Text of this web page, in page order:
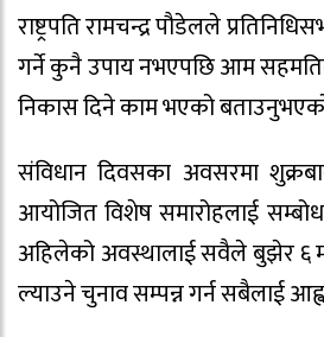
राष्ट्रपति रामचन्द्र पौडेलले
गर्ने कुनै उपाय नभएपछि आम
निकास दिने काम भएको
संविधान दिवसका अवसरमा शुक्रबार
आयोजित विशेष समारोहलाई
अहिलेको अवस्थालाई सवैले बुझेर ६
ल्याउने चुनाव सम्पन्न गर्न सबैलाई